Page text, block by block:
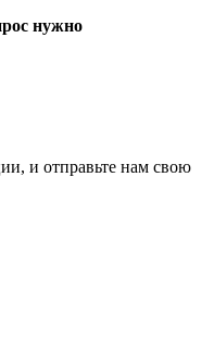
нужно
и отправьте нам свою